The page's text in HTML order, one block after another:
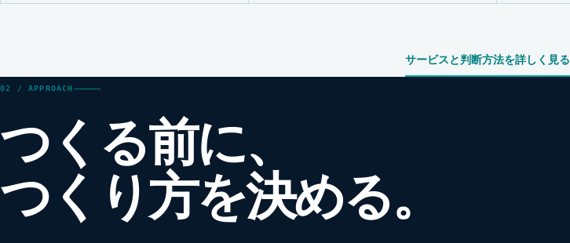
サービスと判断方法を詳しく見る
02 / APPROACH
つくる前に、
つくり方を決める。